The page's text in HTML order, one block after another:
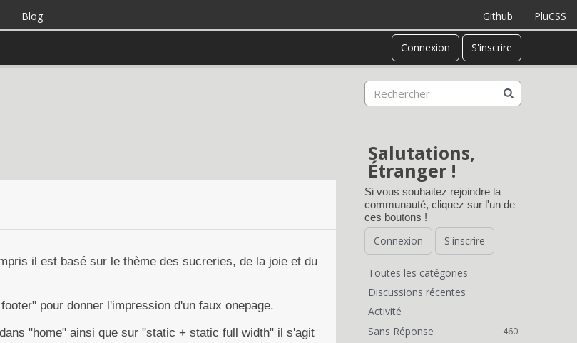
Blog PluCSS
Github
Connexion S'inscrire
il est basé sur le thème des sucreries, de la joie et du
pour donner l'impression d'un faux onepage.
"home" ainsi que sur "static + static full width" il s'agit
Salutations,
Étranger !
Si vous souhaitez rejoindre la
communauté, cliquez sur l'un de
ces boutons !
Connexion S'inscrire
L
i
Toutes les catégories
Discussions récentes
Activité
Sans Réponse
460